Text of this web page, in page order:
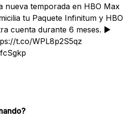
nueva temporada en HBO Max
tu Paquete Infinitum y HBO
cuenta durante 6 meses. ▶️
t.co/WPL8p2S5qz